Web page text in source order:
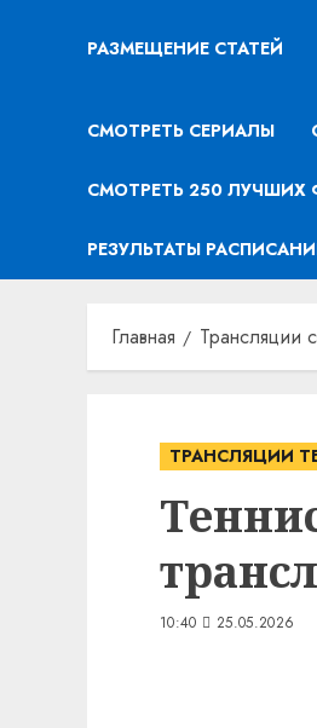
РАЗМЕЩЕНИЕ СТАТЕЙ
СМОТРЕТЬ СЕРИАЛЫ
СМОТРЕТЬ 250
РЕЗУЛЬТАТЫ
Главная Трансляции
ТРАНСЛЯЦИИ
10:40 25.05.2026